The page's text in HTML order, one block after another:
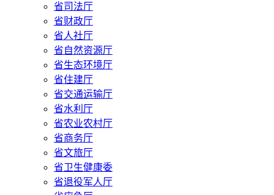
省司法厅
省财政厅
省人社厅
省自然资源厅
省生态环境厅
省住建厅
省交通运输厅
省水利厅
省农业农村厅
省商务厅
省文旅厅
省卫生健康委
省退役军人厅